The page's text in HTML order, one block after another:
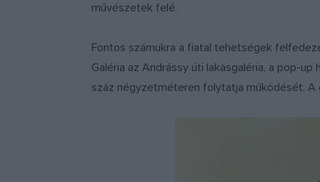
művészetek felé.
Fontos számukra a fiatal tehetségek
Galéria az Andrássy úti lakásgaléria, a pop-
száz négyzetméteren folytatja működését. A